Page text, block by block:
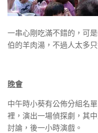
一串心剛吃滿不錯的，可
伯的羊肉湯，不過人太多只
晚會
中午時小葵有公佈分組名
裡，演出一場偵探劇，其
討論，後一小時演戲。